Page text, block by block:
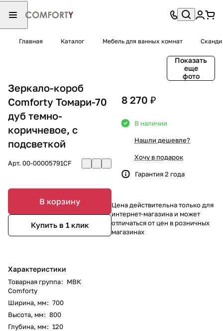
Главная Каталог Мебель для ванных комнат Сканди
Показать
еще
фото
Зеркало-короб
Comforty Томари-70
дуб темно-
коричневое, с
подсветкой
Арт. 00-00005791CF
В корзину
Купить в 1 клик
Характеристики
Товарная группа: МВК
Comforty
Ширина, мм: 700
Высота, мм: 800
Глубина, мм: 120
8 270 ₽
В наличии
Нашли дешевле?
Хочу в подарок
Гарантия 2 года
Цена действительна только для
интернет-магазина и может
отличаться от цен в розничных
магазинах